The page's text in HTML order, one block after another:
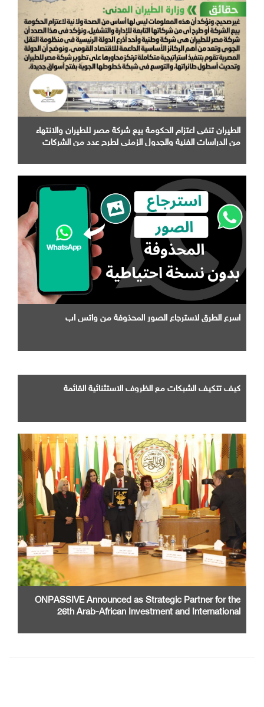
الطيران تنفى اعتزام الحكومة بيع شركة مصر للطيران والانتهاء
من الدراسات الفنية والجدول الزمني لطرح عدد من الشركات
اسرع الطرق لاسترجاع الصور المحذوفة من واتس اب
كيف تتكيف الشبكات مع الظروف الاستثنائية القائمة
ONPASSIVE Announced as Strategic Partner for the
26th Arab-African Investment and International